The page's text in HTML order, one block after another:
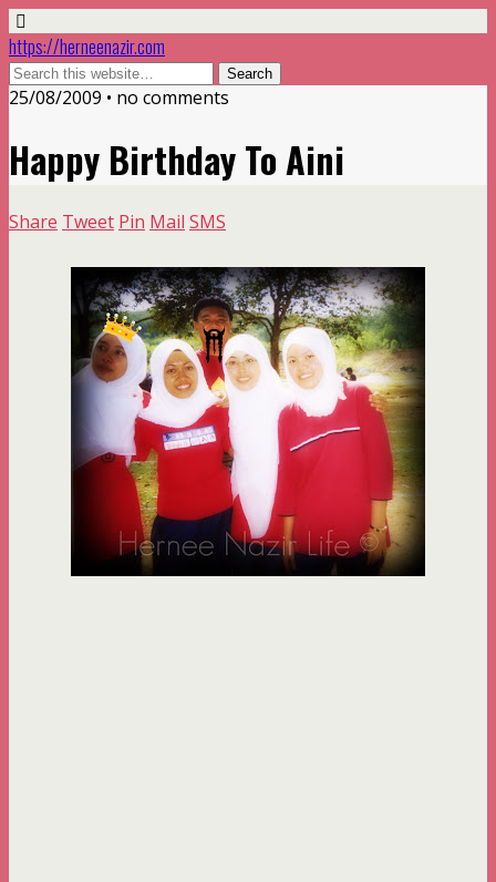
https://herneenazir.com
25/08/2009 • no comments
Happy Birthday To Aini
Share Tweet Pin Mail SMS